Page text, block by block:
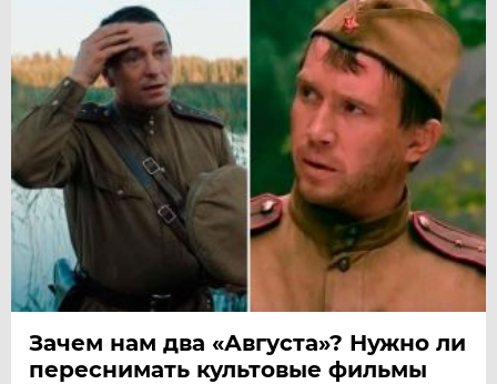
Зачем нам два «Августа»? Нужно ли
переснимать культовые фильмы